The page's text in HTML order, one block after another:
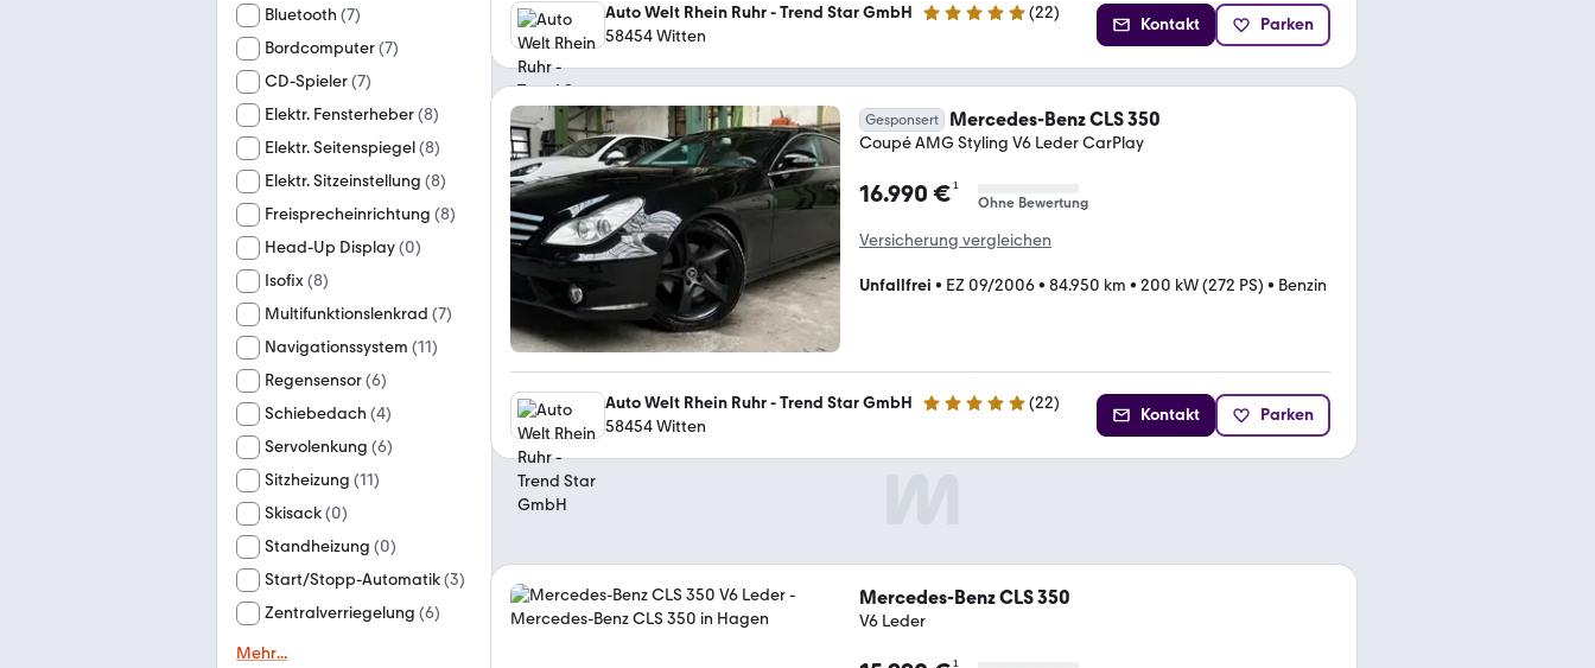
Bluetooth (7)
Bordcomputer(7)
CD-Spieler(7)
Elektr. Fensterheber(8)
Elektr. Seitenspiegel(8)
Elektr. Sitzeinstellung (8)
Freisprecheinrichtung (8)
Head-Up Display(0)
Isofix(8)
Multifunktionslenkrad (7)
Navigationssystem (11)
Regensensor(6)
Schiebedach (4)
Servolenkung (6)
Sitzheizung (11)
Skisack(0)
Standheizung (0)
Start/Stopp-Automatik(3)
Zentralverriegelung (6)
Mehr...
Auto Welt Rhein Ruhr - Trend Star GmbH 4.9 Sterne (22)
58454 Witten
Kontakt Parken
Gesponsert Mercedes-Benz CLS 350
Coupé AMG Styling V6 Leder CarPlay
16.990 €¹
Ohne Bewertung
Versicherung vergleichen
Unfallfrei • EZ 09/2006• 84.950 km • 200 kW (272 PS) • Benzin
Auto Welt Rhein Ruhr - Trend Star GmbH 4.9 Sterne (22)
58454 Witten
Kontakt Parken
Mercedes-Benz CLS 350
V6 Leder